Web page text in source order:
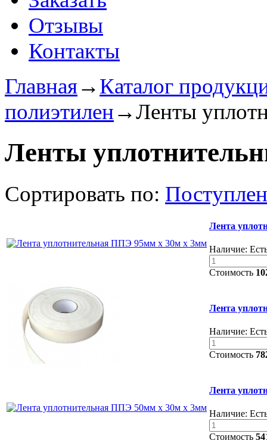
Отзывы
Контакты
Главная→Каталог
полиэтилен→Ленты
Ленты
Сортировать по:
Лента
Наличие:
Стоимость
Лента
Наличие:
Стоимость
Лента
Наличие:
Стоимость